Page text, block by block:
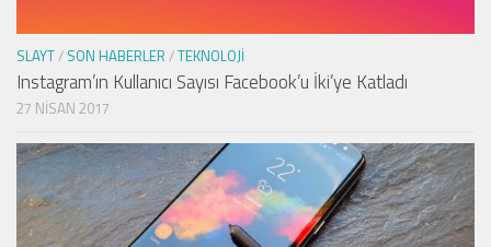
SLAYT/ SON HABERLER /TEKNOLOJI
Instagram’ın Kullanıcı Sayısı Facebook’u İki’ye Katladı
27 NISAN 2017